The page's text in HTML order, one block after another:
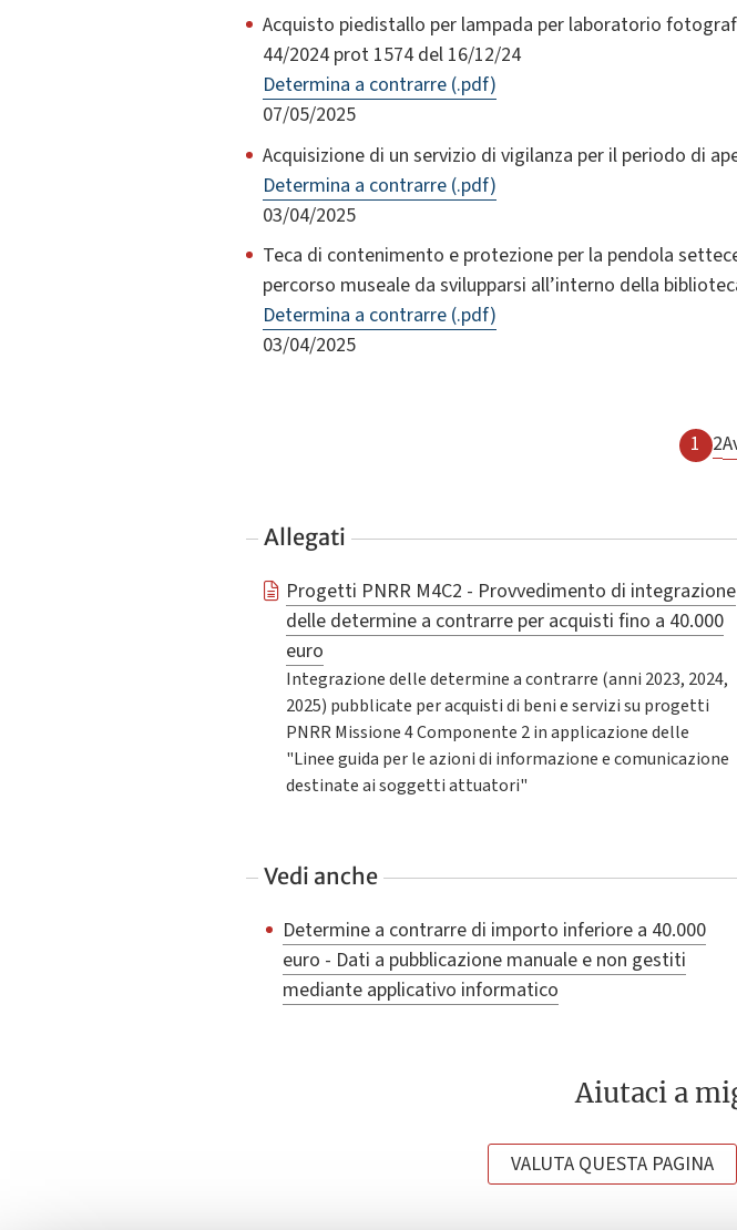
Acquisto piedistallo per lampada per laboratorio
44/2024 prot 1574 del 16/12/24
Determina a contrarre (.pdf)
07/05/2025
Acquisizione di un servizio di vigilanza per il periodo di
Determina a contrarre (.pdf)
03/04/2025
Teca di contenimento e protezione per la pendola
percorso museale da svilupparsi all’interno della
Determina a contrarre (.pdf)
03/04/2025
1 2
Allegati
Progetti PNRR M4C2 - Provvedimento di integrazione
delle determine a contrarre per acquisti fino a 40.000
euro
Integrazione delle determine a contrarre (anni 2023, 2024,
2025) pubblicate per acquisti di beni e servizi su progetti
PNRR Missione 4 Componente 2 in applicazione delle
"Linee guida per le azioni di informazione e comunicazione
destinate ai soggetti attuatori"
Vedi anche
Determine a contrarre di importo inferiore a 40.000
euro - Dati a pubblicazione manuale e non gestiti
mediante applicativo informatico
Aiutaci a
VALUTA QUESTA PAGINA